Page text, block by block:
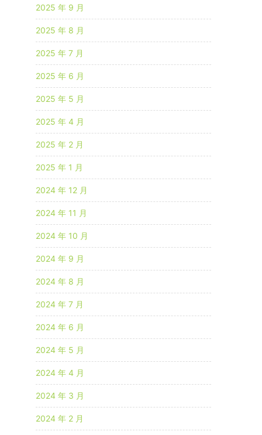
2025 年 9 月
2025 年 8 月
2025 年 7 月
2025 年 6 月
2025 年 5 月
2025 年 4 月
2025 年 2 月
2025 年 1 月
2024 年 12 月
2024 年 11 月
2024 年 10 月
2024 年 9 月
2024 年 8 月
2024 年 7 月
2024 年 6 月
2024 年 5 月
2024 年 4 月
2024 年 3 月
2024 年 2 月